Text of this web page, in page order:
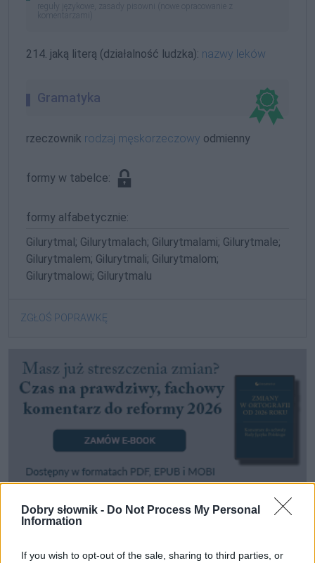
Dobry słownik - Do Not Process My Personal
Information
If you wish to opt-out of the sale, sharing to third parties, or
reguły językowe, zasady pisowni (nowe opracowanie z
komentarzami)
214. jaką literą (działalność ludzka): nazwy leków
Gramatyka
rzeczownik rodzaj męskorzeczowy odmienny
formy w tabelce:
formy alfabetycznie:
Gilurytmal; Gilurytmalach; Gilurytmalami; Gilurytmale;
Gilurytmalem; Gilurytmali; Gilurytmalom;
Gilurytmalowi; Gilurytmalu
ZGŁOŚ POPRAWKĘ
Pozostały wątpliwości? Brakuje czegoś w haśle?